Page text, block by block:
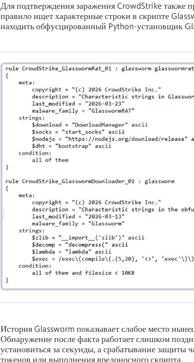
Для подтверждения заражения CrowdStrike также
правило ищет характерные строки в скрипте
находить обфусцированный Python-установщик
История Glassworm показывает слабое место
Обнаружение после факта работает слишком
установиться за секунды, а срабатывание защиты
токенов или выполнения вредоносного скрипта.